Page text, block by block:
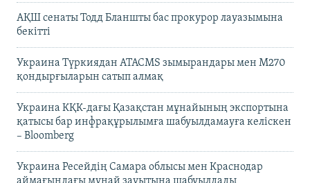
АҚШ сенаты Тодд Бланшты бас прокурор лауазымына
бекітті
Украина Түркиядан ATACMS зымырандары мен M270
қондырғыларын сатып алмақ
Украина КҚК-дағы Қазақстан мұнайының экспортына
қатысы бар инфрақұрылымға шабуылдамауға келіскен
– Bloomberg
Украина Ресейдің Самара облысы мен Краснодар